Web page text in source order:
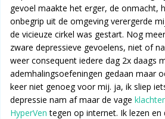
gevoel maakte het erger, de onmacht,
onbegrip uit de omgeving verergerde
de vicieuze cirkel was gestart. Nog
zware depressieve gevoelens, niet of
weer consequent iedere dag 2x daags
ademhalingsoefeningen gedaan maar
keer niet genoeg voor mij. ja, ik sliep
depressie nam af maar de vage
HyperVen tegen op internet. Ik lezen en